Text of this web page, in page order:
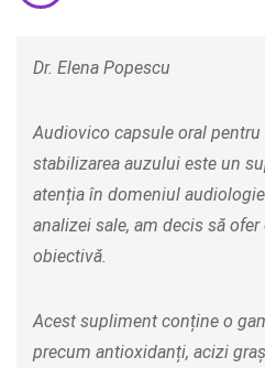
Dr. Elena Popescu
Audiovico capsule oral
stabilizarea auzului este un
atenția în domeniul
analizei sale, am decis să
obiectivă.
Acest supliment conține o
precum antioxidanți, acizi